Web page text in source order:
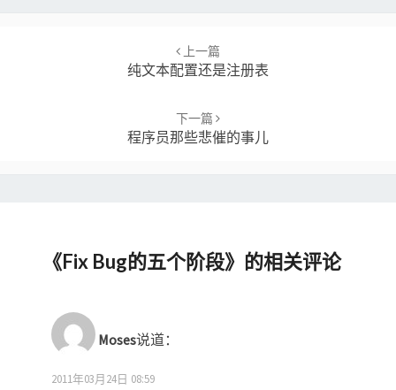
上一篇
纯文本配置还是注册表
下一篇
程序员那些悲催的事儿
《Fix Bug的五个阶段》的相关评论
Moses说道：
2011年03月24日 08:59